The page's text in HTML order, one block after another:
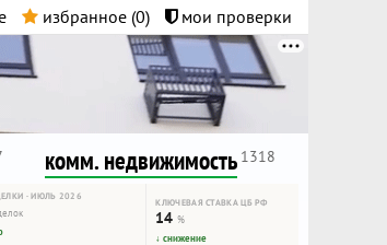
избранное (0) мои проверки
комм. недвижимость 1318
· ИЮЛЬ 2026
КЛЮЧЕВАЯ СТАВКА ЦБ РФ
14%
↓ снижение